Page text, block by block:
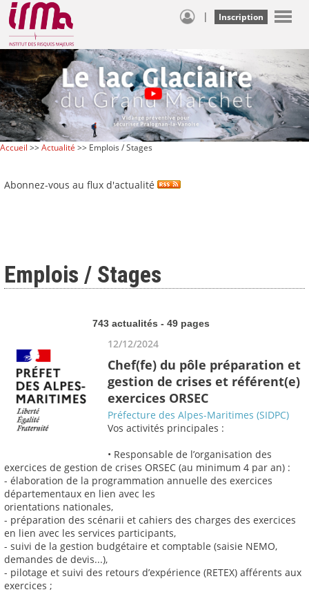
| Inscription
Accueil >>Actualité >> Emplois / Stages
Abonnez-vous au flux d'actualité
Emplois / Stages
743 actualités - 49 pages
12/12/2024
Chef(fe) du pôle préparation et
gestion de crises et référent(e)
exercices ORSEC
Préfecture des Alpes-Maritimes (SIDPC)
Vos activités principales :
• Responsable de l’organisation des
exercices de gestion de crises ORSEC (au minimum 4 par an) :
- élaboration de la programmation annuelle des exercices
départementaux en lien avec les
orientations nationales,
- préparation des scénarii et cahiers des charges des exercices
en lien avec les services participants,
- suivi de la gestion budgétaire et comptable (saisie NEMO,
demandes de devis...),
- pilotage et suivi des retours d’expérience (RETEX) afférents aux
exercices ;